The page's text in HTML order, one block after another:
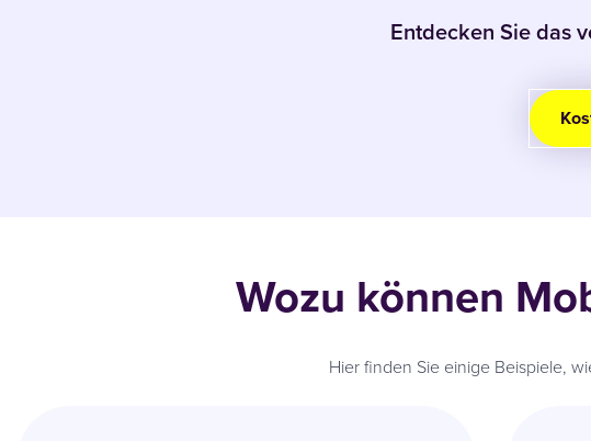
Entdecken Sie das
Wozu können
Hier finden Sie einige Beispiele,